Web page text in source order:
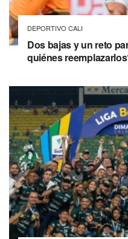
DEPORTIVO CALI
Dos bajas y un reto
quiénes